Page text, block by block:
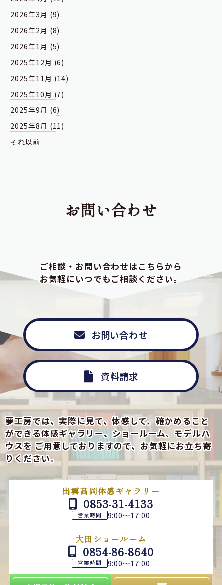
2026年3月 (9)
2026年2月 (8)
2026年1月 (5)
2025年12月 (6)
2025年11月 (14)
2025年10月 (7)
2025年9月 (6)
2025年8月 (11)
それ以前
お問い合わせ
ご相談・お問い合わせはこちらから
お気軽にいつでもご相談ください。
お問い合わせ
資料請求
夢工房では、実際に見て、体感して、確かめること
ができる体感ギャラリー、ショールーム、モデルハ
ウスをご用意しておりますので、お気軽にお立ち寄
りください。
出雲高岡体感ギャラリー
0853-31-4133
営業時間 9:00～17:00
大田ショールーム
0854-86-8640
営業時間 9:00～17:00